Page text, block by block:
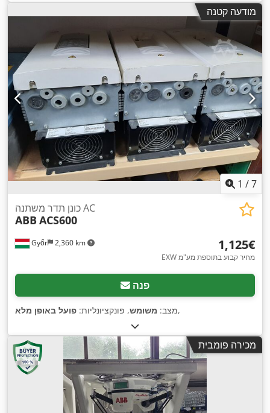
מודעה קטנה
1 /7
Győr 2,360 km
כונן תדר משתנה AC
ABB ACS600
‏1,125 ‏€
EXW מחיר קבוע בתוספת מע"מ
פנה
מצב: משומש, פונקציונליות: פועל באופן מלא ,
מכירה פומבית